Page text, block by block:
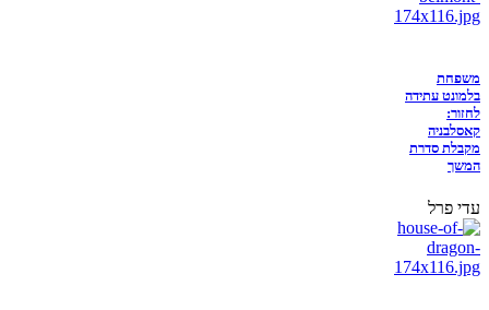
משפחת
בלמונט עתידה
לחזור:
קאסלבניה
מקבלת סדרת
המשך
עדי פרל